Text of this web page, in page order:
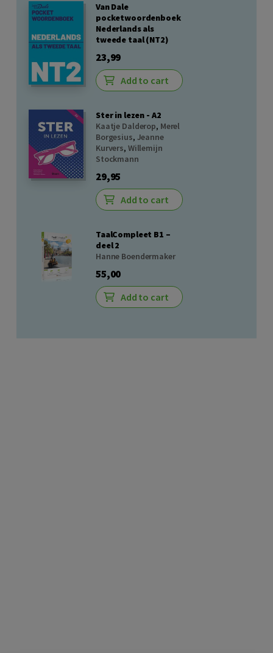
Van Dale
pocketwoordenboek
Nederlands als
tweede taal (NT2)
23,99
Add to cart
Ster in lezen - A2
Kaatje Dalderop, Merel
Borgesius, Jeanne
Kurvers, Willemijn
Stockmann
29,95
Add to cart
TaalCompleet B1 –
deel 2
Hanne Boendermaker
55,00
Add to cart